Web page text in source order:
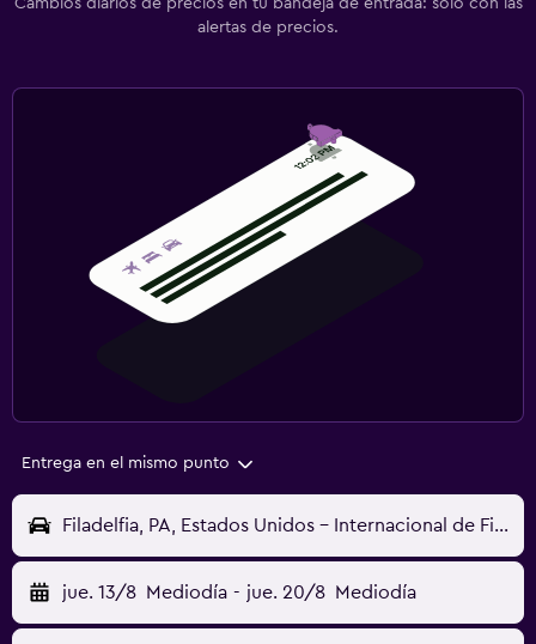
Cambios diarios de precios en tu bandeja de entrada: solo con las
alertas de precios.
Entrega en el mismo punto
Filadelfia, PA, Estados Unidos - Internacional de Filadelfia (PHL)
jue. 13/8 Mediodía - jue. 20/8 Mediodía